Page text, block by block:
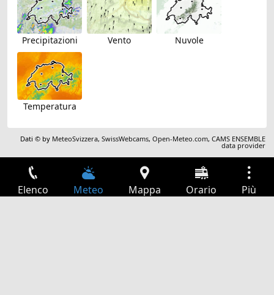
Precipitazioni Vento Nuvole
Temperatura
Dati © by MeteoSvizzera,SwissWebcams,Open-Meteo.com,CAMS ENSEMBLE
data provider
Elenco Meteo Mappa Orario Più